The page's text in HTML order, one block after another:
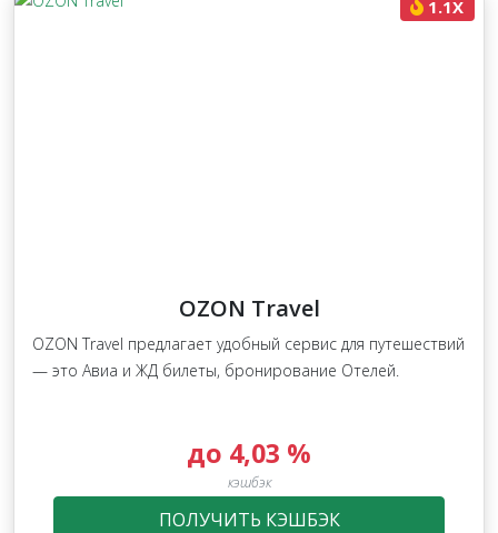
1.1X
OZON Travel
OZON Travel предлагает удобный сервис для путешествий
— это Авиа и ЖД билеты, бронирование Отелей.
до 4,03 %
кэшбэк
ПОЛУЧИТЬ КЭШБЭК